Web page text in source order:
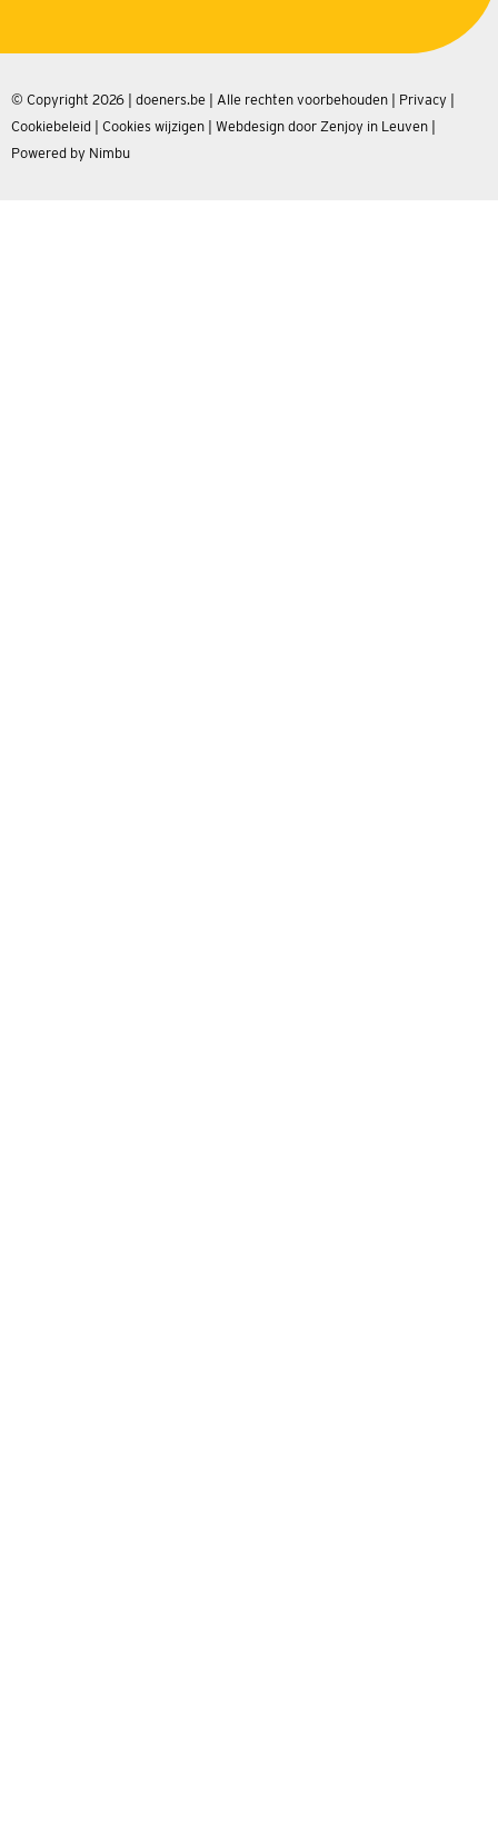
© Copyright 2026 | doeners.be | Alle rechten voorbehouden | Privacy
Cookiebeleid
Cookies wijzigen Webdesign door Zenjoy in Leuven
Powered by Nimbu